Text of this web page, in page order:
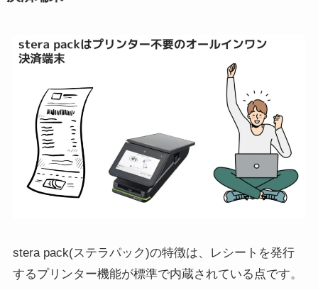
stera pack(ステラパック)の特徴は、レシートを発行
するプリンター機能が標準で内蔵されている点です。